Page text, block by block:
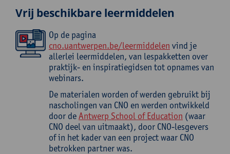
Vrij beschikbare leermiddelen
Op de pagina
cno.uantwerpen.be/leermiddelen vind je
allerlei leermiddelen, van lespakketten over
praktijk- en inspiratiegidsen tot opnames van
webinars.
De materialen worden of werden gebruikt bij
nascholingen van CNO en werden ontwikkeld
door deAntwerp School of Education (waar
CNO deel van uitmaakt), door CNO-lesgevers
of in het kader van een project waar CNO
betrokken partner was.